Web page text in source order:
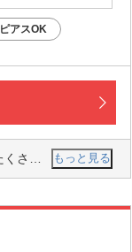
ピアスOK
です。 もっと見る